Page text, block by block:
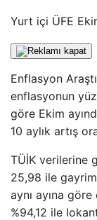
Yurt içi ÜFE
Enflasyon
enflasyonun
göre Ekim
10 aylık artış
TÜİK verilerine
25,98 ile
aynı ayına
%94,12 ile